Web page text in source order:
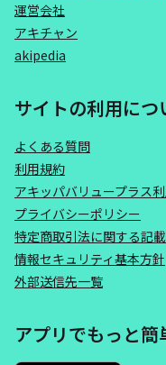
運営会社
アキチャン
akipedia
サイトの利用につ
よくある質問
利用規約
アキッパバリュープラス
プライバシーポリシー
特定商取引法に関する記載
情報セキュリティ基本方針
外部送信先一覧
アプリでもっと簡